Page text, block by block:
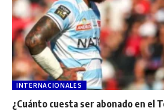
INTERNACIONALES
¿Cuánto cuesta ser abonado en el